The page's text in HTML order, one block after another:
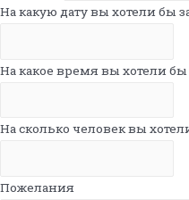
На какую дату вы хотели бы
На какое время вы хотели бы
На сколько человек вы
Пожелания